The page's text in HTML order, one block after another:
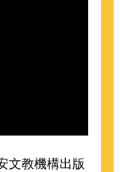
文教機構出版